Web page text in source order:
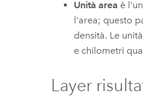
Unità area è
l'area; questo
densità. Le
e chilometri
Layer